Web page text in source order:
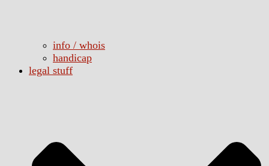
info / whois
handicap
legal stuff